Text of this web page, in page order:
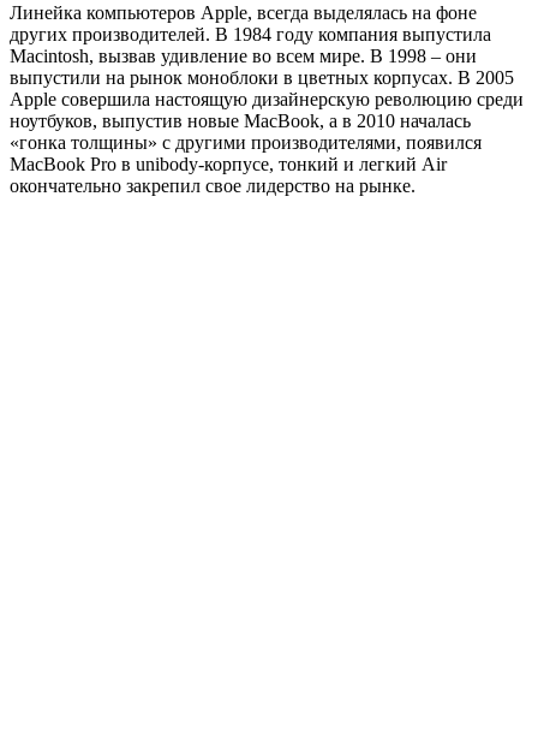
Линейка компьютеров Apple, всегда выделялась на фоне
других производителей. В 1984 году компания выпустила
Macintosh, вызвав удивление во всем мире. В 1998 – они
выпустили на рынок моноблоки в цветных корпусах. В 2005
Apple совершила настоящую дизайнерскую революцию среди
ноутбуков, выпустив новые MacBook, а в 2010 началась
«гонка толщины» с другими производителями, появился
MacBook Pro в unibody-корпусе, тонкий и легкий Air
окончательно закрепил свое лидерство на рынке.